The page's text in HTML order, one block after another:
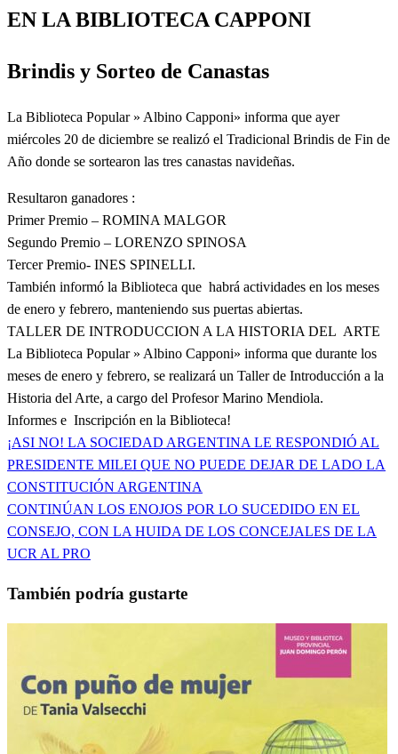
EN LA BIBLIOTECA CAPPONI
Brindis y Sorteo de Canastas
La Biblioteca Popular » Albino Capponi» informa que ayer
miércoles 20 de diciembre se realizó el Tradicional Brindis de Fin de
Año donde se sortearon las tres canastas navideñas.
Resultaron ganadores :
Primer Premio – ROMINA MALGOR
Segundo Premio – LORENZO SPINOSA
Tercer Premio- INES SPINELLI.
También informó la Biblioteca que habrá actividades en los meses
de enero y febrero, manteniendo sus puertas abiertas.
TALLER DE INTRODUCCION A LA HISTORIA DEL ARTE
La Biblioteca Popular » Albino Capponi» informa que durante los
meses de enero y febrero, se realizará un Taller de Introducción a la
Historia del Arte, a cargo del Profesor Marino Mendiola.
Informes e Inscripción en la Biblioteca!
Navegación
de
entradas
Entrada
anterior
¡ASI NO! LA SOCIEDAD ARGENTINA LE RESPONDIÓ AL
PRESIDENTE MILEI QUE NO PUEDE DEJAR DE LADO LA
CONSTITUCIÓN ARGENTINA
Entrada
siguiente
CONTINÚAN LOS ENOJOS POR LO SUCEDIDO EN EL
CONSEJO, CON LA HUIDA DE LOS CONCEJALES DE LA
UCR AL PRO
También podría gustarte